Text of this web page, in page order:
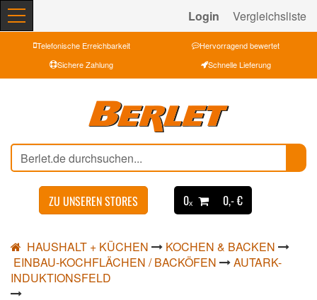
Login Vergleichsliste
Telefonische Erreichbarkeit
Hervorragend bewertet
Sichere Zahlung
Schnelle Lieferung
ZU UNSEREN STORES 0ₓ 0,- €
HAUSHALT + KÜCHEN
KOCHEN & BACKEN
EINBAU-KOCHFLÄCHEN / BACKÖFEN
AUTARK-
INDUKTIONSFELD